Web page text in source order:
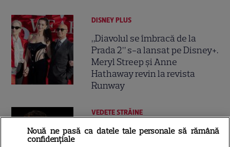
DISNEY PLUS
„Diavolul se îmbracă de la
Prada 2” s-a lansat pe Disney+.
Meryl Streep și Anne
Hathaway revin la revista
Runway
VEDETE STRĂINE
Tom Holland, decizie radicală
Nouă ne pasă ca datele tale personale să rămână
confidențiale